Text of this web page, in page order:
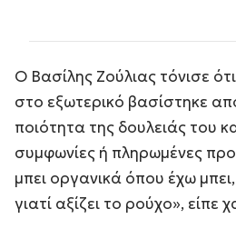
Ο Βασίλης Ζούλιας τόνισε
στο εξωτερικό βασίστηκε
ποιότητα της δουλειάς του
συμφωνίες ή πληρωμένες
μπει οργανικά όπου έχω
γιατί αξίζει το ρούχο», είπε